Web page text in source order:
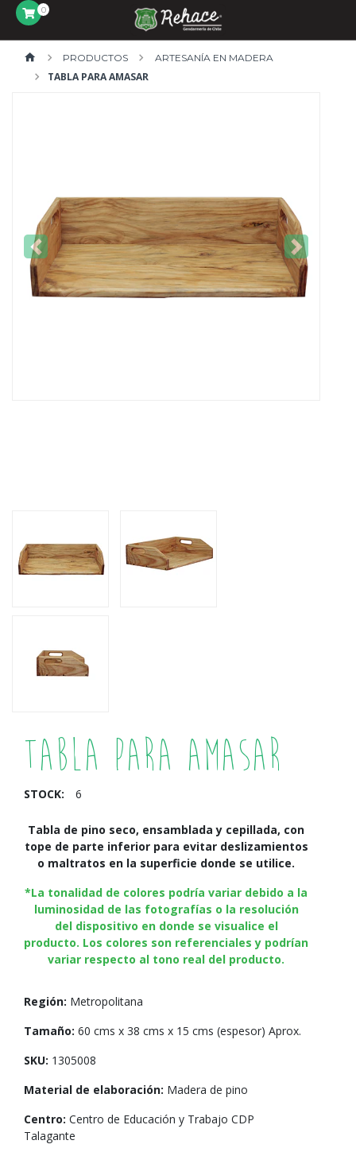
0
PRODUCTOS ARTESANÍA EN MADERA
TABLA PARA AMASAR
Previous Next
Tabla para Amasar
STOCK: 6
Tabla de pino seco, ensamblada y cepillada, con
tope de parte inferior para evitar deslizamientos
o maltratos en la superficie donde se utilice.
*La tonalidad de colores podría variar debido a la
luminosidad de las fotografías o la resolución
del dispositivo en donde se visualice el
producto. Los colores son referenciales y podrían
variar respecto al tono real del producto.
Región: Metropolitana
Tamaño: 60 cms x 38 cms x 15 cms (espesor) Aprox.
SKU: 1305008
Material de elaboración: Madera de pino
Centro: Centro de Educación y Trabajo CDP
Talagante